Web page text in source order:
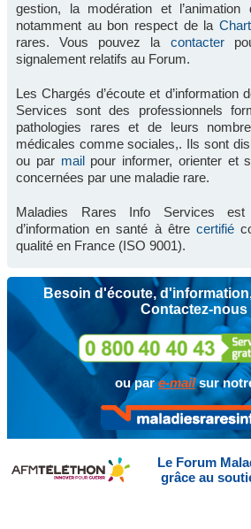
gestion, la modération et
notamment au bon respect de la
rares. Vous pouvez la contacter
signalement relatifs au Forum.
Les Chargés d’écoute et d’information
Services sont des professionnels
pathologies rares et de leurs
médicales comme sociales,. Ils sont
ou par mailpour informer, orienter et
concernées par une maladie rare.
Maladies Rares Info Services
d’information en santé à êtrecertifié
qualité en France (ISO 9001).
Besoin d'écoute,
Contactez-nous
ou pare-mailsur
Le Forum
grâce au